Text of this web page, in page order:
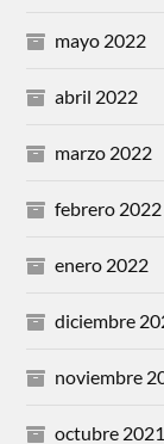
mayo 2022
abril 2022
marzo 2022
febrero 2022
enero 2022
diciembre
noviembre
octubre 2021